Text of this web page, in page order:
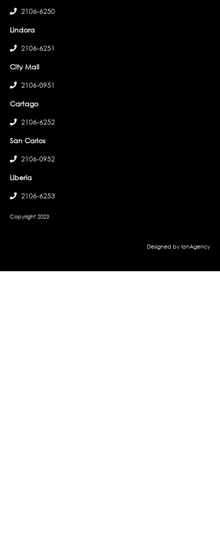
2106-6250
Lindora
2106-6251
City Mall
2106-0951
Cartago
2106-6252
San Carlos
2106-0952
Liberia
2106-6253
Copyright 2023
Designed by IanAgency